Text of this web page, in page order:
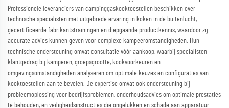
Professionele leveranciers van campinggaskooktoestellen beschikken over
technische specialisten met uitgebrede ervaring in koken in de buitenlucht,
gecertificeerde fabrikantstrainingen en diepgaande productkennis, waardoor zij
accurate advies kunnen geven voor complexe kampeeromstandigheden. Hun
technische ondersteuning omvat consultatie vóór aankoop, waarbij specialisten
klantgedrag bij kamperen, groepsgrootte, kookvoorkeuren en
omgevingsomstandigheden analyseren om optimale keuzes en configuraties van
kooktoestellen aan te bevelen. De expertise omvat ook ondersteuning bij
probleemoplossing voor bedrijfsproblemen, onderhoudsadvies om optimale prestaties
te behouden, en veiligheidsinstructies die ongelukken en schade aan apparatuur